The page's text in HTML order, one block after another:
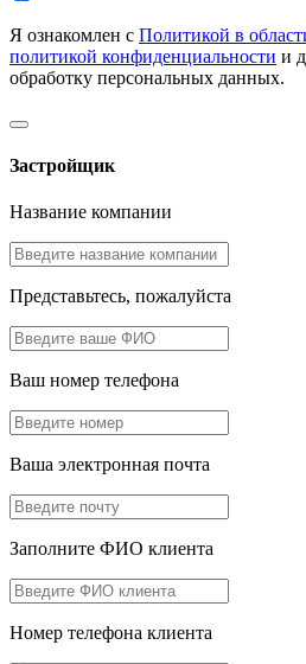
Я ознакомлен с Политикой в
политикой конфиденциальности и
обработку персональных данных.
Застройщик
Название компании
Представьтесь, пожалуйста
Ваш номер телефона
Ваша электронная почта
Заполните ФИО клиента
Номер телефона клиента